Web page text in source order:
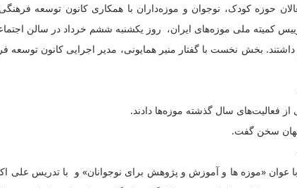
کودک، نوجوان و موزه‌داران با همکاری کانون توسعه
کمیته ملی موزه‌های ایران، روز یکشنبه ششم خرداد در سالن
بودند حضور داشتند. بخش نخست با گفتار منیر همایونی، مدیر اجرایی
فعالیت‌های سال گذشته موزه‌ها دادند.
جهان سخن گفت.